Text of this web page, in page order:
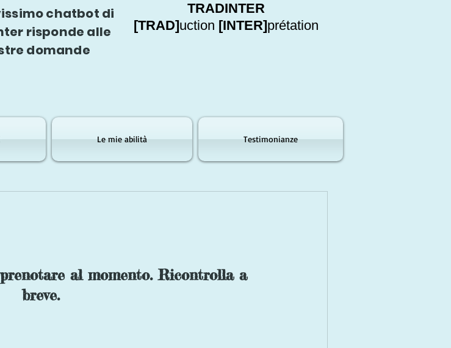
chatbot di
risponde alle
domande
TRADINTER
[TRAD]uction [INTER]prétation
Le mie abilità Testimonianze
al momento. Ricontrolla a
breve.